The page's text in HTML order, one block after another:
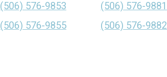
(506) 576-9853
(506) 576-9855
(506) 576-9881
(506) 576-9882